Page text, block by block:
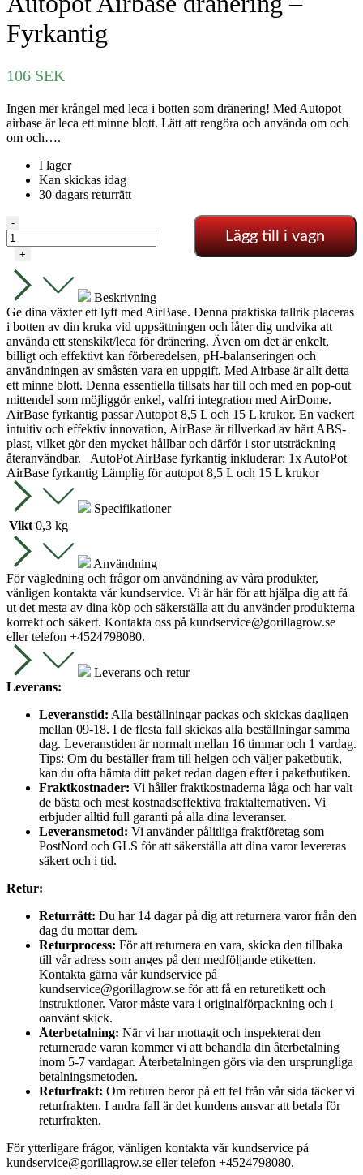
Fyrkantig
106 SEK
Ingen mer krångel med leca i botten som dränering! Med Autopot
airbase är leca ett minne blott. Lätt att rengöra och använda om och
om och….
I lager
Kan skickas idag
30 dagars returrätt
Autopot
Airbase
dränering
Fyrkantig
mängd
-
+
Lägg till i vagn
Beskrivning
Ge dina växter ett lyft med AirBase. Denna praktiska tallrik placeras
i botten av din kruka vid uppsättningen och låter dig undvika att
använda ett stenskikt/leca för dränering. Även om det är enkelt,
billigt och effektivt kan förberedelsen, pH-balanseringen och
användningen av småsten vara en uppgift. Med Airbase är allt detta
ett minne blott. Denna essentiella tillsats har till och med en pop-out
mittendel som möjliggör enkel, valfri integration med AirDome.
AirBase fyrkantig passar Autopot 8,5 L och 15 L krukor. En vackert
intuitiv och effektiv innovation, AirBase är tillverkad av hårt ABS-
plast, vilket gör den mycket hållbar och därför i stor utsträckning
återanvändbar. AutoPot AirBase fyrkantig inkluderar: 1x AutoPot
AirBase fyrkantig Lämplig för autopot 8,5 L och 15 L krukor
Specifikationer
Vikt 0,3 kg
Användning
För vägledning och frågor om användning av våra produkter,
vänligen kontakta vår kundservice. Vi är här för att hjälpa dig att få
ut det mesta av dina köp och säkerställa att du använder produkterna
korrekt och säkert. Kontakta oss på kundservice@gorillagrow.se
eller telefon +4524798080.
Leverans och retur
Leverans:
Leveranstid: Alla beställningar packas och skickas dagligen
mellan 09-18. I de flesta fall skickas alla beställningar samma
dag. Leveranstiden är normalt mellan 16 timmar och 1 vardag.
Tips: Om du beställer fram till helgen och väljer paketbutik,
kan du ofta hämta ditt paket redan dagen efter i paketbutiken.
Fraktkostnader: Vi håller fraktkostnaderna låga och har valt
de bästa och mest kostnadseffektiva fraktalternativen. Vi
erbjuder alltid full garanti på alla dina leveranser.
Leveransmetod: Vi använder pålitliga fraktföretag som
PostNord och GLS för att säkerställa att dina varor levereras
säkert och i tid.
Retur:
Returrätt: Du har 14 dagar på dig att returnera varor från den
dag du mottar dem.
Returprocess: För att returnera en vara, skicka den tillbaka
till vår adress som anges på den medföljande etiketten.
Kontakta gärna vår kundservice på
kundservice@gorillagrow.se för att få en returetikett och
instruktioner. Varor måste vara i originalförpackning och i
oanvänt skick.
Återbetalning: När vi har mottagit och inspekterat den
returnerade varan kommer vi att behandla din återbetalning
inom 5-7 vardagar. Återbetalningen görs via den ursprungliga
betalningsmetoden.
Returfrakt: Om returen beror på ett fel från vår sida täcker vi
returfrakten. I andra fall är det kundens ansvar att betala för
returfrakten.
För ytterligare frågor, vänligen kontakta vår kundservice på
kundservice@gorillagrow.se eller telefon +4524798080.